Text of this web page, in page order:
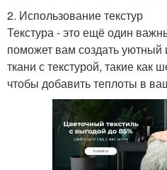
2. Использование текстур
Текстура - это ещё один
поможет вам создать уютный
ткани с текстурой, такие как
чтобы добавить теплоты в